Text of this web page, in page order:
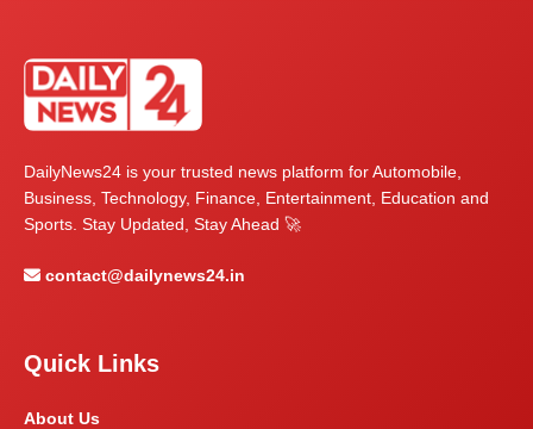
DailyNews24 is your trusted news platform for Automobile,
Business, Technology, Finance, Entertainment, Education and
Sports. Stay Updated, Stay Ahead 🚀
contact@dailynews24.in
Quick Links
About Us